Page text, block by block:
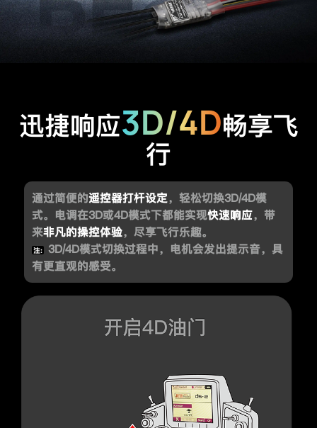
迅捷响应3D/4D畅享飞
行
通过简便的遥控器打杆设定，轻松切换3D/4D模
式。电调在3D或4D模式下都能实现快速响应，带
来非凡的操控体验，尽享飞行乐趣。
注:
3D/4D模式切换过程中，电机会发出提示音，具
有更直观的感受。